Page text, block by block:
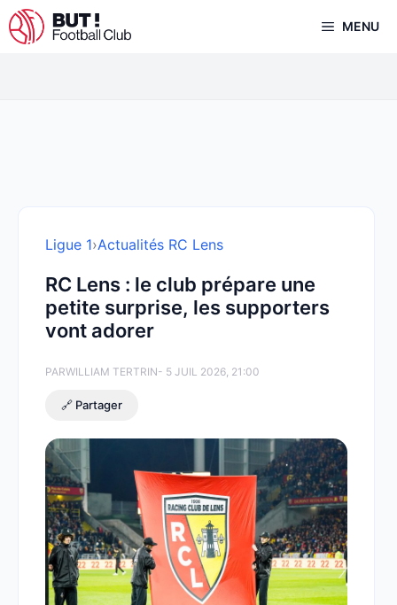
Aller
au
MENU
Ligue 1›Actualités RC Lens
RC Lens : le club prépare une
petite surprise, les supporters
vont adorer
PARWILLIAM TERTRIN- 5 JUIL 2026, 21:00
🔗 Partager